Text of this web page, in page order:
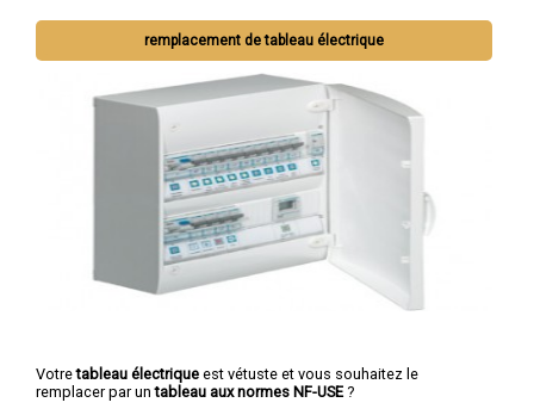
remplacement de tableau électrique
Votretableau électrique est vétuste et vous souhaitez le
remplacer par untableau aux normes NF-USE ?